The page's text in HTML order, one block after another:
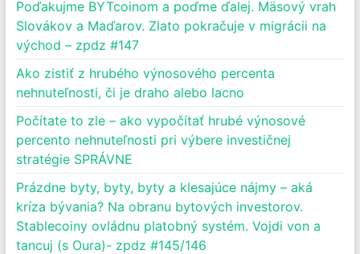
Poďakujme BYTcoinom a poďme ďalej. Mäsový vrah
Slovákov a Maďarov. Zlato pokračuje v migrácii na
východ – zpdz #147
Ako zistiť z hrubého výnosového percenta
nehnuteľnosti, či je draho alebo lacno
Počítate to zle – ako vypočítať hrubé výnosové
percento nehnuteľnosti pri výbere investičnej
stratégie SPRÁVNE
Prázdne byty, byty, byty a klesajúce nájmy – aká
kríza bývania? Na obranu bytových investorov.
Stablecoiny ovládnu platobný systém. Vojdi von a
tancuj (s Oura)- zpdz #145/146